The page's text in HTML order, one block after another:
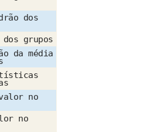
dos
grupos
da média
no
no